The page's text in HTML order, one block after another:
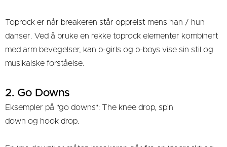
Toprock er når breakeren står oppreist mens han / hun
danser. Ved å bruke en rekke toprock elementer kombinert
med arm bevegelser, kan b-girls og b-boys vise sin stil og
musikalske forståelse.
2. Go Downs
Eksempler på "go downs": The knee drop, spin
down og hook drop.